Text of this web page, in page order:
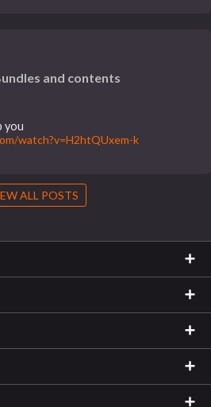
and contents
you
watch?v=H2htQUxem-k
ALL POSTS